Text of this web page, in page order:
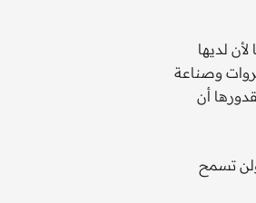
لديها
الثروات وصناعة
أن
تسمح